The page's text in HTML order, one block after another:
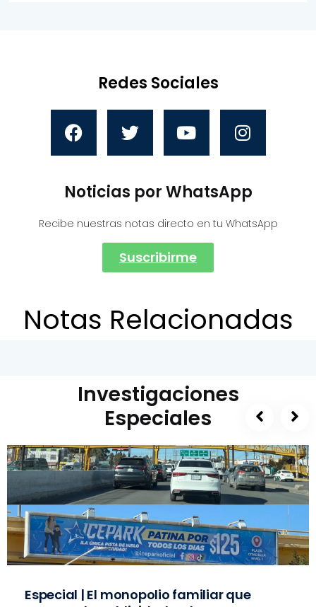
Redes Sociales
Noticias por WhatsApp
Recibe nuestras notas directo en tu WhatsApp
Suscribirme
Notas Relacionadas
Investigaciones
Especiales
Especial | El monopolio familiar que